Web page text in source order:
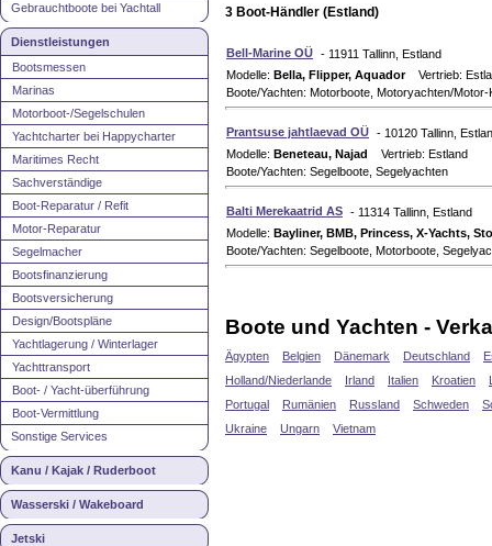
Gebrauchtboote bei Yachtall
Dienstleistungen
Bootsmessen
Marinas
Motorboot-/Segelschulen
Yachtcharter bei Happycharter
Maritimes Recht
Sachverständige
Boot-Reparatur / Refit
Motor-Reparatur
Segelmacher
Bootsfinanzierung
Bootsversicherung
Design/Bootspläne
Yachtlagerung / Winterlager
Yachttransport
Boot- / Yacht-überführung
Boot-Vermittlung
Sonstige Services
Kanu / Kajak / Ruderboot
Wasserski / Wakeboard
Jetski
3 Boot-Händler (Estland)
Bell-Marine OÜ - 11911 Tallinn, Estland
Modelle: Bella, Flipper, AquadorVertrieb:
Boote/Yachten: Motorboote, Motoryachten/Motor-
Prantsuse jahtlaevad OÜ - 10120 Tallinn,
Modelle: Beneteau, Najad Vertrieb: Estland
Boote/Yachten: Segelboote, Segelyachten
Balti Merekaatrid AS - 11314 Tallinn, Estland
Modelle: Bayliner, BMB, Princess, X-Yachts,
Boote/Yachten: Segelboote, Motorboote,
Boote und Yachten -
Ägypten Belgien Dänemark Deutschland
Holland/Niederlande
Irland Italien Kroatien
Portugal
Rumänien Russland Schweden
Ukraine
Ungarn Vietnam